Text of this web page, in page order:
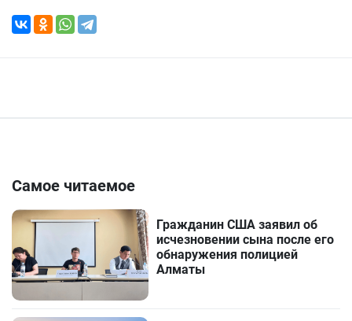
Самое читаемое
Гражданин США заявил об
исчезновении сына после его
обнаружения полицией
Алматы